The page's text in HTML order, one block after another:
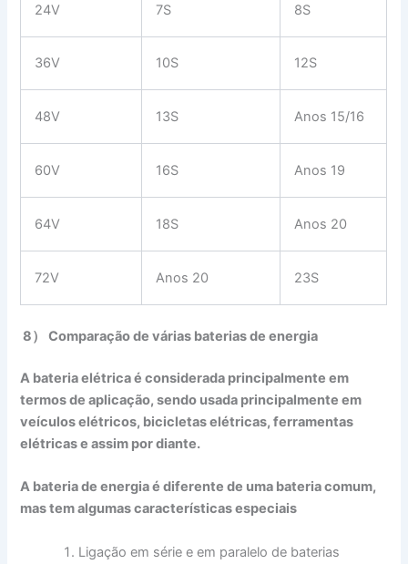
24V 7S 8S
36V 10S 12S
48V 13S Anos 15/16
60V 16S Anos 19
64V 18S Anos 20
72V Anos 20 23S
8） Comparação de várias baterias de energia
A bateria elétrica é considerada principalmente em
termos de aplicação, sendo usada principalmente em
veículos elétricos, bicicletas elétricas, ferramentas
elétricas e assim por diante.
A bateria de energia é diferente de uma bateria comum,
mas tem algumas características especiais
Ligação em série e em paralelo de baterias